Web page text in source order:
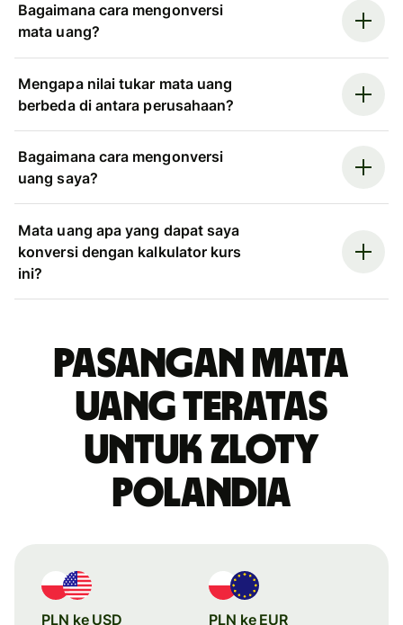
Bagaimana cara mengonversi
mata uang?
Mengapa nilai tukar mata uang
berbeda di antara perusahaan?
Bagaimana cara mengonversi
uang saya?
Mata uang apa yang dapat saya
konversi dengan kalkulator kurs
ini?
Pasangan mata
uang teratas
untuk zloty
Polandia
PLN ke USD PLN ke EUR